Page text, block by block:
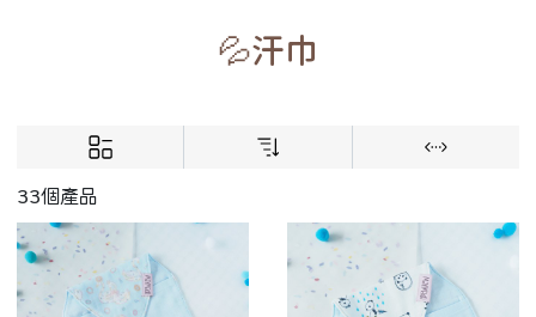
💦汗巾
33個產品